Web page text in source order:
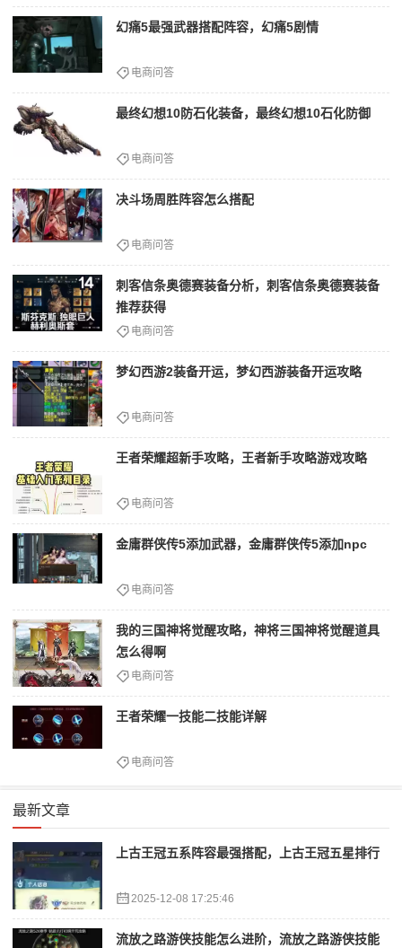
幻痛5最强武器搭配阵容，幻痛5剧情
电商问答
最终幻想10防石化装备，最终幻想10石化防御
电商问答
决斗场周胜阵容怎么搭配
电商问答
刺客信条奥德赛装备分析，刺客信条奥德赛装备
推荐获得
电商问答
梦幻西游2装备开运，梦幻西游装备开运攻略
电商问答
王者荣耀超新手攻略，王者新手攻略游戏攻略
电商问答
金庸群侠传5添加武器，金庸群侠传5添加npc
电商问答
我的三国神将觉醒攻略，神将三国神将觉醒道具
怎么得啊
电商问答
王者荣耀一技能二技能详解
电商问答
最新文章
上古王冠五系阵容最强搭配，上古王冠五星排行
2025-12-08 17:25:46
流放之路游侠技能怎么进阶，流放之路游侠技能